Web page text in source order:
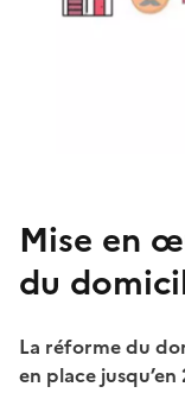
Mise en
du
La réforme du
en place jusqu’en